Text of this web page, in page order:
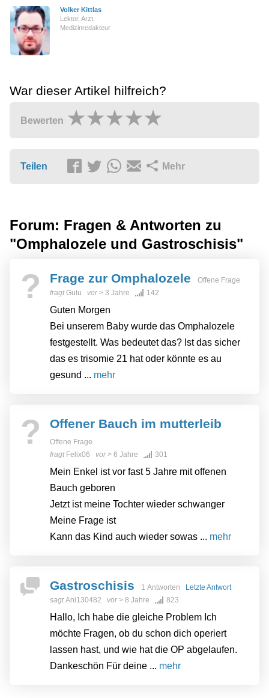
Volker Kittlas
Lektor, Arzt,
Medizinredakteur
War dieser Artikel hilfreich?
Bewerten
Teilen Mehr
Forum: Fragen & Antworten zu
"Omphalozele und Gastroschisis"
? Frage zur Omphalozele
Offene Frage
fragtGulu vor> 3 Jahre 142
Guten Morgen
Bei unserem Baby wurde das Omphalozele
festgestellt. Was bedeutet das? Ist das sicher
das es trisomie 21 hat oder könnte es au
gesund ... mehr
? Offener Bauch im mutterleib
Offene Frage
fragt Felix06 vor> 6 Jahre 301
Mein Enkel ist vor fast 5 Jahre mit offenen
Bauch geboren
Jetzt ist meine Tochter wieder schwanger
Meine Frage ist
Kann das Kind auch wieder sowas ... mehr
Gastroschisis 1 Antworten
Letzte Antwort
sagtAni130482 vor> 8 Jahre 823
Hallo, Ich habe die gleiche Problem Ich
möchte Fragen, ob du schon dich operiert
lassen hast, und wie hat die OP abgelaufen.
Dankeschön Für deine ... mehr